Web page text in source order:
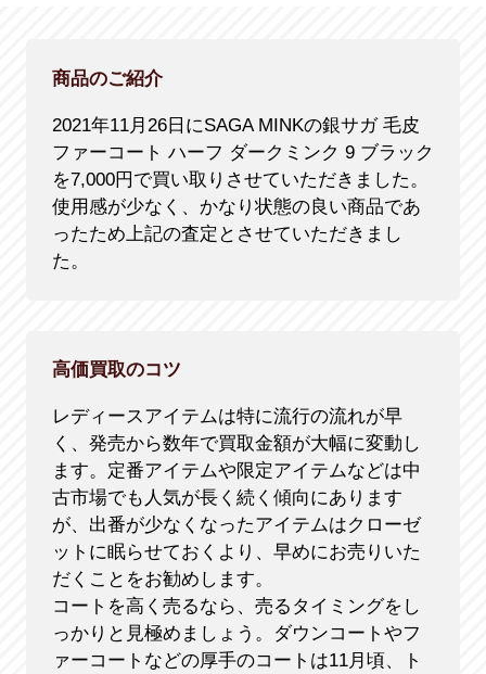
商品のご紹介
2021年11月26日にSAGA MINKの銀サガ 毛皮
ファーコート ハーフ ダークミンク 9 ブラック
を7,000円で買い取りさせていただきました。
使用感が少なく、かなり状態の良い商品であ
ったため上記の査定とさせていただきまし
た。
高価買取のコツ
レディースアイテムは特に流行の流れが早
く、発売から数年で買取金額が大幅に変動し
ます。定番アイテムや限定アイテムなどは中
古市場でも人気が長く続く傾向にあります
が、出番が少なくなったアイテムはクローゼ
ットに眠らせておくより、早めにお売りいた
だくことをお勧めします。
コートを高く売るなら、売るタイミングをし
っかりと見極めましょう。ダウンコートやフ
ァーコートなどの厚手のコートは11月頃、ト